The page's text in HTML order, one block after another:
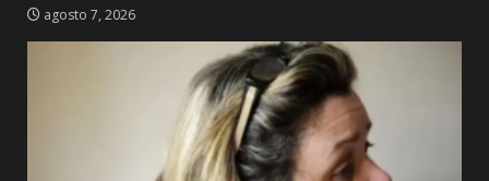
agosto 7, 2026